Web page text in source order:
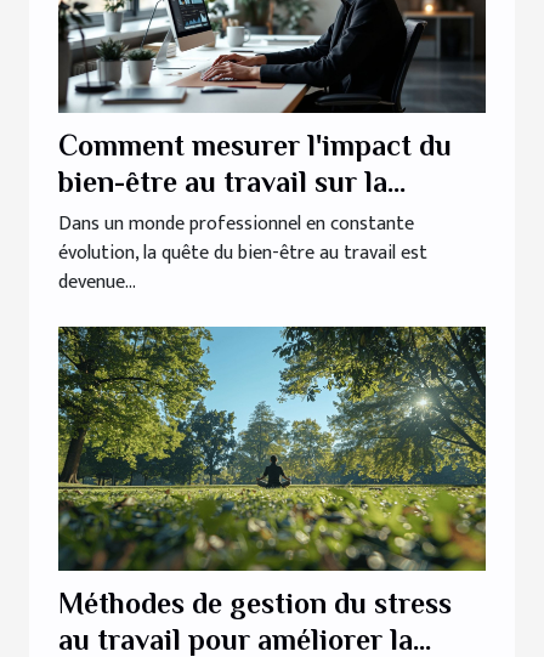
Comment mesurer l'impact du
bien-être au travail sur la
productivité
Dans un monde professionnel en constante
évolution, la quête du bien-être au travail est
devenue...
Méthodes de gestion du stress
au travail pour améliorer la